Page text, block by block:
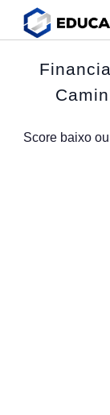
Pular
para
conteúdo
Score baixo